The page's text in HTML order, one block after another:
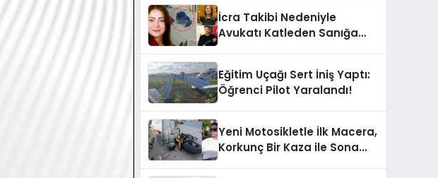
İcra Takibi Nedeniyle
Avukatı Katleden Sanığa
Eğitim Uçağı Sert İniş Yaptı:
Öğrenci Pilot Yaralandı!
Yeni Motosikletle İlk Macera,
Korkunç Bir Kaza ile Sona